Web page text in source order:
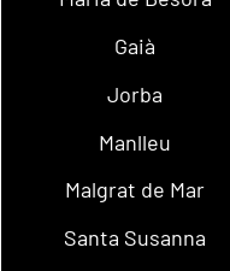
Gaià
Jorba
Manlleu
Malgrat de Mar
Santa Susanna